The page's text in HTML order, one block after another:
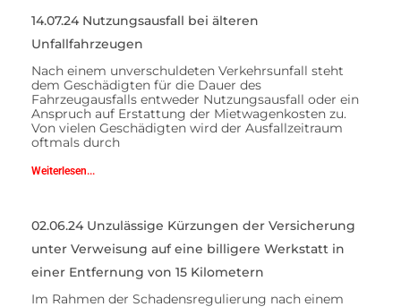
14.07.24 Nutzungsausfall bei älteren
Unfallfahrzeugen
Nach einem unverschuldeten Verkehrsunfall steht
dem Geschädigten für die Dauer des
Fahrzeugausfalls entweder Nutzungsausfall oder ein
Anspruch auf Erstattung der Mietwagenkosten zu.
Von vielen Geschädigten wird der Ausfallzeitraum
oftmals durch
Weiterlesen...
02.06.24 Unzulässige Kürzungen der Versicherung
unter Verweisung auf eine billigere Werkstatt in
einer Entfernung von 15 Kilometern
Im Rahmen der Schadensregulierung nach einem